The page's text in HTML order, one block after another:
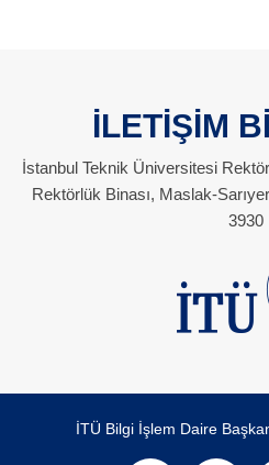
İLETİŞİM
İstanbul Teknik Üniversitesi
Rektörlük Binası, Maslak-
3930
İTÜ Bilgi İşlem Daire